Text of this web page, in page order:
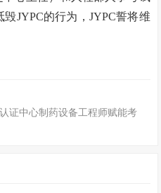
JYPC的行为，JYPC誓将维
证中心制药设备工程师赋能考